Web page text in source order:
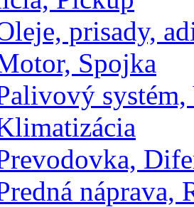
prisady,
Spojka
náprava,